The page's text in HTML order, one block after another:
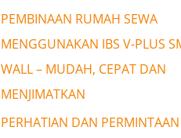
PEMBINAAN RUMAH SEWA
MENGGUNAKAN IBS V-PLUS
WALL – MUDAH, CEPAT DAN
MENJIMATKAN
PERHATIAN DAN PERMINTAAN